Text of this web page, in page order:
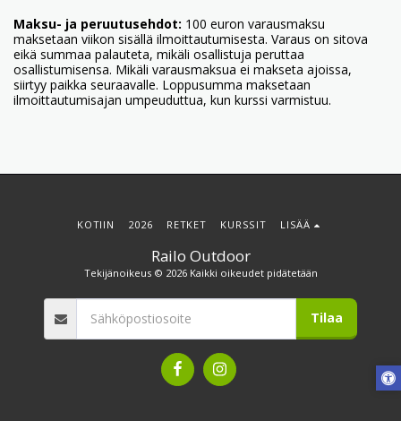
Maksu- ja peruutusehdot: 100 euron varausmaksu
maksetaan viikon sisällä ilmoittautumisesta. Varaus on sitova
eikä summaa palauteta, mikäli osallistuja peruttaa
osallistumisensa. Mikäli varausmaksua ei makseta ajoissa,
siirtyy paikka seuraavalle. Loppusumma maksetaan
ilmoittautumisajan umpeuduttua, kun kurssi varmistuu.
Railo Outdoor
Tekijänoikeus © 2026 Kaikki oikeudet pidätetään
KOTIIN 2026 RETKET KURSSIT LISÄÄ
Tilaa